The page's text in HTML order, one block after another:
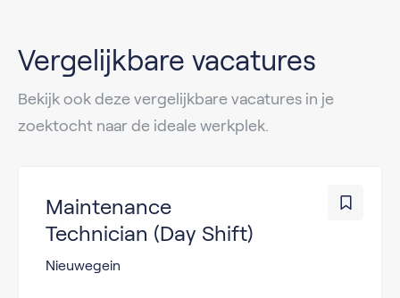
Vergelijkbare vacatures
Bekijk ook deze vergelijkbare vacatures in je
zoektocht naar de ideale werkplek.
Maintenance
Technician (Day Shift)
Nieuwegein